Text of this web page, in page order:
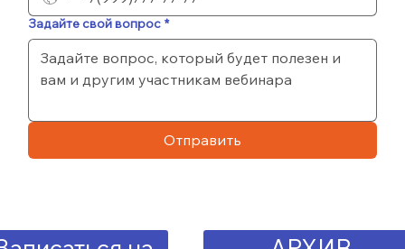
Задайте свой вопрос *
Отправить